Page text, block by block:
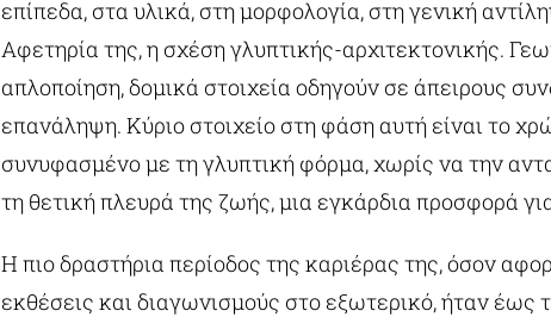
επίπεδα, στα υλικά, στη μορφολογία, στη γενική
Αφετηρία της, η σχέση γλυπτικής-αρχιτεκτονικής.
απλοποίηση, δομικά στοιχεία οδηγούν σε άπειρους
επανάληψη. Κύριο στοιχείο στη φάση αυτή είναι το
συνυφασμένο με τη γλυπτική φόρμα, χωρίς να την
τη θετική πλευρά της ζωής, μια εγκάρδια προσφορά
Η πιο δραστήρια περίοδος της καριέρας της, όσον
εκθέσεις και διαγωνισμούς στο εξωτερικό, ήταν έως